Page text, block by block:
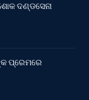
ଦଣ୍ଡସେନା
ପ୍ରେମରେ